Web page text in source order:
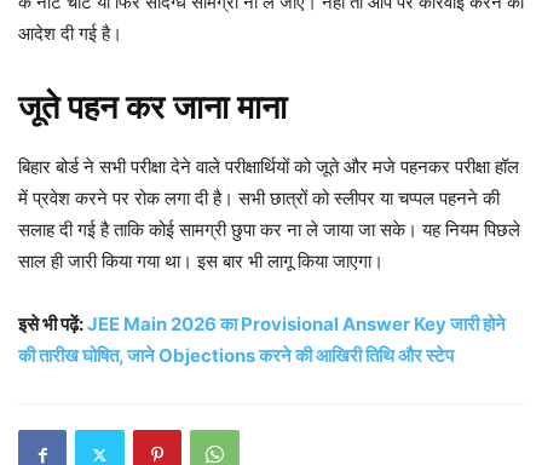
आदेश दी गई है।
जूते पहन कर जाना माना
बिहार बोर्ड ने सभी परीक्षा देने वाले परीक्षार्थियों को जूते और मजे पहनकर परीक्षा हॉल
में प्रवेश करने पर रोक लगा दी है। सभी छात्रों को स्लीपर या चप्पल पहनने की
सलाह दी गई है ताकि कोई सामग्री छुपा कर ना ले जाया जा सके। यह नियम पिछले
साल ही जारी किया गया था। इस बार भी लागू किया जाएगा।
इसे भी पढ़ें:JEE Main 2026 का Provisional Answer Key जारी होने
की तारीख घोषित, जाने Objections करने की आखिरी तिथि और स्टेप